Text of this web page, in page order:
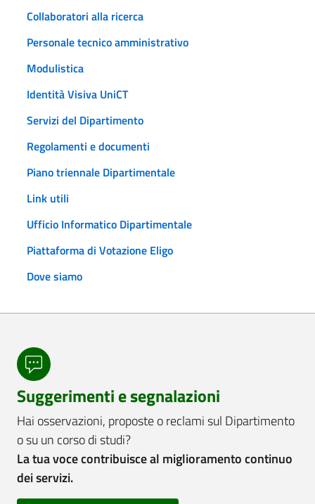
Collaboratori alla ricerca
Personale tecnico amministrativo
Modulistica
Identità Visiva UniCT
Servizi del Dipartimento
Regolamenti e documenti
Piano triennale Dipartimentale
Link utili
Ufficio Informatico Dipartimentale
Piattaforma di Votazione Eligo
Dove siamo
Suggerimenti e segnalazioni
Hai osservazioni, proposte o reclami sul Dipartimento
o su un corso di studi?
La tua voce contribuisce al miglioramento continuo
dei servizi.